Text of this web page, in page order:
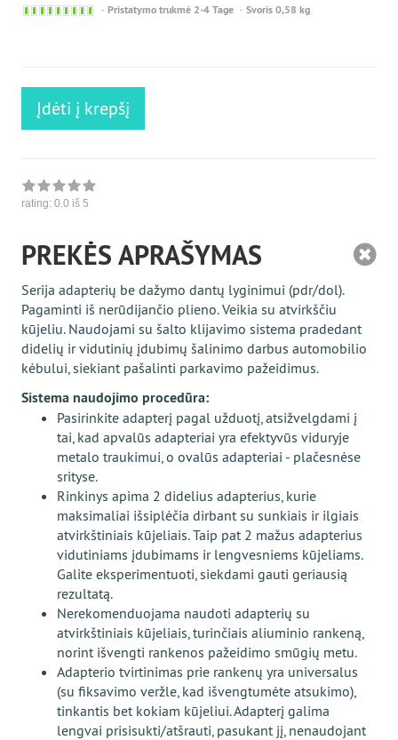
Sofort
Pristatymo trukmė 2-4 Tage Svoris 0,58 kg
Įdėti į krepšį
rating: 0.0 iš 5
PREKĖS APRAŠYMAS
Serija adapterių be dažymo dantų lyginimui (pdr/dol).
Pagaminti iš nerūdijančio plieno. Veikia su atvirkščiu
kūjeliu. Naudojami su šalto klijavimo sistema pradedant
didelių ir vidutinių įdubimų šalinimo darbus automobilio
kėbului, siekiant pašalinti parkavimo pažeidimus.
Sistema naudojimo procedūra:
Pasirinkite adapterį pagal užduotį, atsižvelgdami į
tai, kad apvalūs adapteriai yra efektyvūs viduryje
metalo traukimui, o ovalūs adapteriai - plačesnėse
srityse.
Rinkinys apima 2 didelius adapterius, kurie
maksimaliai išsiplėčia dirbant su sunkiais ir ilgiais
atvirkštiniais kūjeliais. Taip pat 2 mažus adapterius
vidutiniams įdubimams ir lengvesniems kūjeliams.
Galite eksperimentuoti, siekdami gauti geriausią
rezultatą.
Nerekomenduojama naudoti adapterių su
atvirkštiniais kūjeliais, turinčiais aliuminio rankeną,
norint išvengti rankenos pažeidimo smūgių metu.
Adapterio tvirtinimas prie rankenų yra universalus
(su fiksavimo veržle, kad išvengtumėte atsukimo),
tinkantis bet kokiam kūjeliui. Adapterį galima
lengvai prisisukti/atšrauti, pasukant jį, nenaudojant